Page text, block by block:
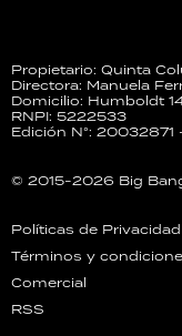
Propietario: Quinta
Directora: Manuela
Domicilio: Humboldt
RNPI: 5222533
Edición N°:
© 2015-2026 Big
Políticas de Privacidad
Términos y
Comercial
RSS